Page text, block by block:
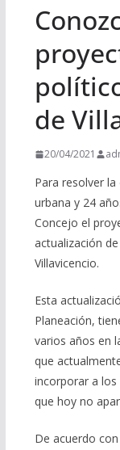
de
20/04/2021
Para resolver
urbana y 24
Concejo el
actualización
Villavicencio.
Esta
Planeación,
varios años en
que
incorporar a los
que hoy no
De acuerdo